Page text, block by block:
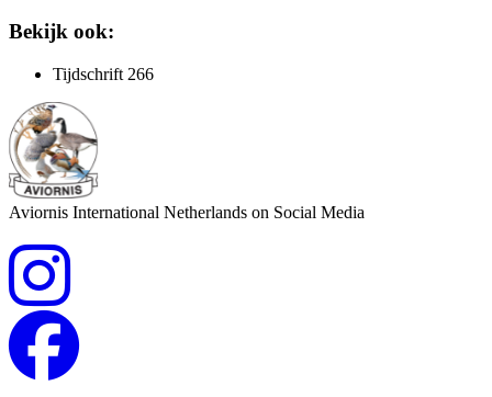
Bekijk ook:
Tijdschrift 266
Aviornis International Netherlands on Social Media